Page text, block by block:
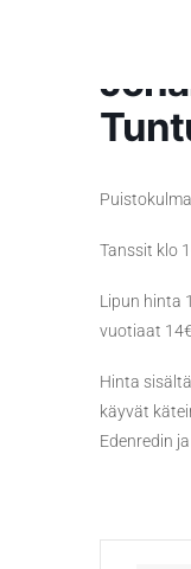
Tanssit klo
Lipun hinta
vuotiaat 14€.
Hinta
käyvät
Edenredin